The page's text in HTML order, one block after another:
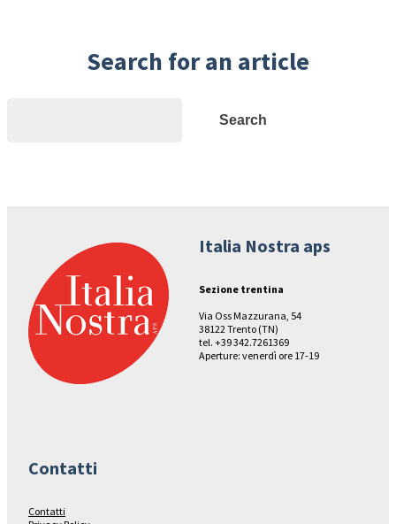
Search for an article
Search
Italia Nostra aps
Sezione trentina
Via Oss Mazzurana, 54
38122 Trento (TN)
tel. +39 342.7261369
Aperture: venerdì ore 17-19
Contatti
Contatti